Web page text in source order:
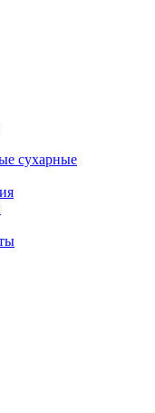
сухарные